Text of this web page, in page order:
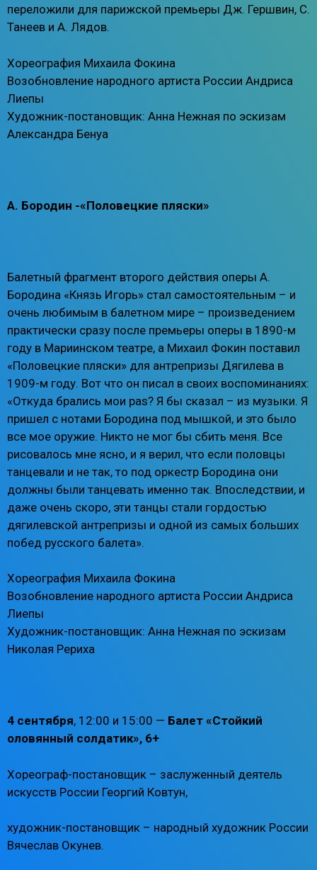
переложили для парижской премьеры Дж. Гершвин, С.
Танеев и А. Лядов.
Хореография Михаила Фокина
Возобновление народного артиста России Андриса
Лиепы
Художник-постановщик: Анна Нежная по эскизам
Александра Бенуа
А. Бородин -«Половецкие пляски»
Балетный фрагмент второго действия оперы А.
Бородина «Князь Игорь» стал самостоятельным – и
очень любимым в балетном мире – произведением
практически сразу после премьеры оперы в 1890-м
году в Мариинском театре, а Михаил Фокин поставил
«Половецкие пляски» для антрепризы Дягилева в
1909-м году. Вот что он писал в своих воспоминаниях:
«Откуда брались мои pas? Я бы сказал – из музыки. Я
пришел с нотами Бородина под мышкой, и это было
все мое оружие. Никто не мог бы сбить меня. Все
рисовалось мне ясно, и я верил, что если половцы
танцевали и не так, то под оркестр Бородина они
должны были танцевать именно так. Впоследствии, и
даже очень скоро, эти танцы стали гордостью
дягилевской антрепризы и одной из самых больших
побед русского балета».
Хореография Михаила Фокина
Возобновление народного артиста России Андриса
Лиепы
Художник-постановщик: Анна Нежная по эскизам
Николая Рериха
4 сентября, 12:00 и 15:00 — Балет «Стойкий
оловянный солдатик», 6+
Хореограф-постановщик – заслуженный деятель
искусств России Георгий Ковтун,
художник-постановщик – народный художник России
Вячеслав Окунев.